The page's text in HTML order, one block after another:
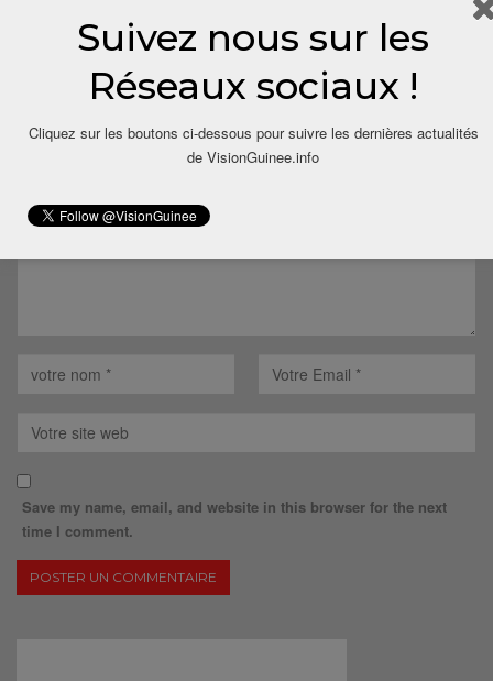
LAISSER UN COMMENTAIRE
Votre adresse email ne sera pas publiée.
Save my name, email, and website in this browser for the next
time I comment.
Suivez nous sur les
Réseaux sociaux !
Cliquez sur les boutons ci-dessous pour suivre les dernières actualités
de VisionGuinee.info